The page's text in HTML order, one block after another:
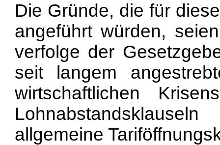
Die Gründe, die für
angeführt würden,
verfolge der
seit langem
wirtschaftlichen
allgemeine